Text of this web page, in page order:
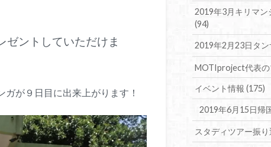
ゼントしていただけま
が９日目に出来上がります！
2019年3月キリマン
(94)
2019年2月23日タ
MOTIproject代表
イベント情報(175)
2019年6月15日帰
スタディツアー振